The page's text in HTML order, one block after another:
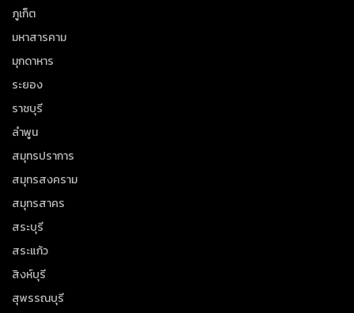
ภูเก็ต
มหาสารคาม
มุกดาหาร
ระยอง
ราชบุรี
ลำพูน
สมุทรปราการ
สมุทรสงคราม
สมุทรสาคร
สระบุรี
สระแก้ว
สิงห์บุรี
สุพรรณบุรี